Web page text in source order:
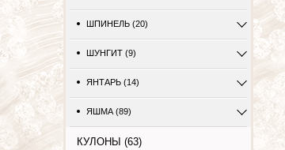
ШПИНЕЛЬ (20)
ШУНГИТ (9)
ЯНТАРЬ (14)
ЯШМА (89)
КУЛОНЫ (63)